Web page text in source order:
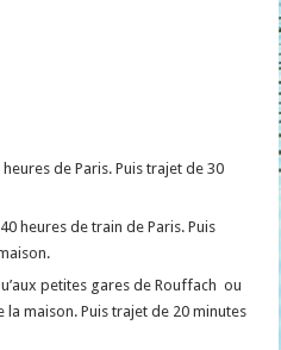
heures de Paris. Puis trajet de 30
heures de train de Paris. Puis
petites gares de Rouffach ou
maison. Puis trajet de 20 minutes